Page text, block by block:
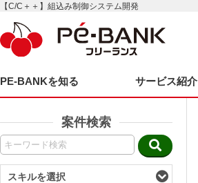
【C/C＋＋】組込み制御システム開発
PE-BANKを知る サービス紹介
案件検索
スキルを選択